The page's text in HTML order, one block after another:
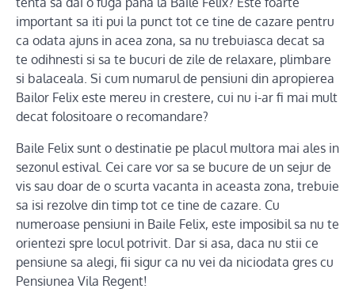
important sa iti pui la punct tot ce tine de cazare pentru
ca odata ajuns in acea zona, sa nu trebuiasca decat sa
te odihnesti si sa te bucuri de zile de relaxare, plimbare
si balaceala. Si cum numarul de pensiuni din apropierea
Bailor Felix este mereu in crestere, cui nu i-ar fi mai mult
decat folositoare o recomandare?
Baile Felix sunt o destinatie pe placul multora mai ales in
sezonul estival. Cei care vor sa se bucure de un sejur de
vis sau doar de o scurta vacanta in aceasta zona, trebuie
sa isi rezolve din timp tot ce tine de cazare. Cu
numeroase pensiuni in Baile Felix, este imposibil sa nu te
orientezi spre locul potrivit. Dar si asa, daca nu stii ce
pensiune sa alegi, fii sigur ca nu vei da niciodata gres cu
Pensiunea Vila Regent!